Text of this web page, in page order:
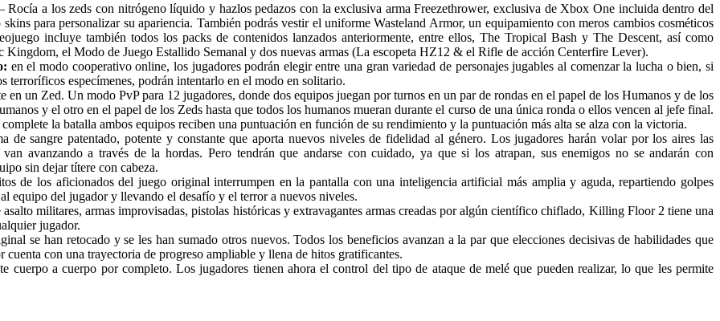
Rocía a los zeds con nitrógeno líquido y hazlos pedazos con la exclusiva arma Freezethrower, exclusiva de Xbox One incluida dentro del
para personalizar su apariencia. También podrás vestir el uniforme Wasteland Armor, un equipamiento con meros cambios cosméticos
incluye también todos los packs de contenidos lanzados anteriormente, entre ellos, The Tropical Bash y The Descent, así como
Kingdom, el Modo de Juego Estallido Semanal y dos nuevas armas (La escopeta HZ12 & el Rifle de acción Centerfire Lever).
en el modo cooperativo online, los jugadores podrán elegir entre una gran variedad de personajes jugables al comenzar la lucha o bien, si
terroríficos especímenes, podrán intentarlo en el modo en solitario.
en un Zed. Un modo PvP para 12 jugadores, donde dos equipos juegan por turnos en un par de rondas en el papel de los Humanos y de los
y el otro en el papel de los Zeds hasta que todos los humanos mueran durante el curso de una única ronda o ellos vencen al jefe final.
la batalla ambos equipos reciben una puntuación en función de su rendimiento y la puntuación más alta se alza con la victoria.
sangre patentado, potente y constante que aporta nuevos niveles de fidelidad al género. Los jugadores harán volar por los aires las
avanzando a través de la hordas. Pero tendrán que andarse con cuidado, ya que si los atrapan, sus enemigos no se andarán con
sin dejar títere con cabeza.
de los aficionados del juego original interrumpen en la pantalla con una inteligencia artificial más amplia y aguda, repartiendo golpes
equipo del jugador y llevando el desafío y el terror a nuevos niveles.
asalto militares, armas improvisadas, pistolas históricas y extravagantes armas creadas por algún científico chiflado, Killing Floor 2 tiene una
jugador.
se han retocado y se les han sumado otros nuevos. Todos los beneficios avanzan a la par que elecciones decisivas de habilidades que
con una trayectoria de progreso ampliable y llena de hitos gratificantes.
cuerpo a cuerpo por completo. Los jugadores tienen ahora el control del tipo de ataque de melé que pueden realizar, lo que les permite